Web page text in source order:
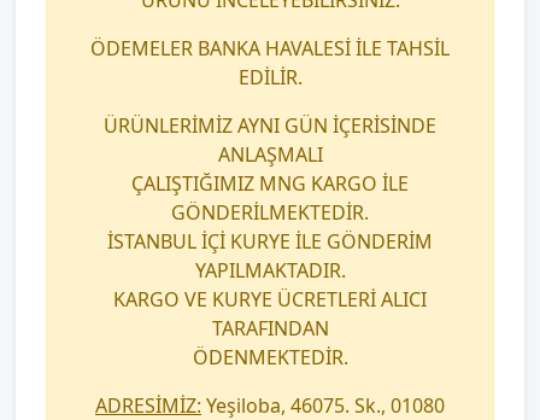
ÖDEMELER BANKA HAVALESİ İLE TAHSİL
EDİLİR.
ÜRÜNLERİMİZ AYNI GÜN İÇERİSİNDE
ANLAŞMALI
ÇALIŞTIĞIMIZ MNG KARGO İLE
GÖNDERİLMEKTEDİR.
İSTANBUL İÇİ KURYE İLE GÖNDERİM
YAPILMAKTADIR.
KARGO VE KURYE ÜCRETLERİ ALICI
TARAFINDAN
ÖDENMEKTEDİR.
ADRESİMİZ: Yeşiloba, 46075. Sk., 01080